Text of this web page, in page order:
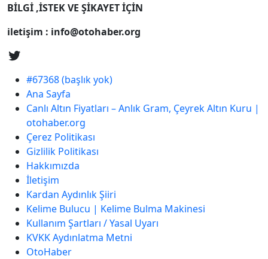
BİLGİ ,İSTEK VE ŞİKAYET İÇİN
iletişim : info@otohaber.org
#67368 (başlık yok)
Ana Sayfa
Canlı Altın Fiyatları – Anlık Gram, Çeyrek Altın Kuru |
otohaber.org
Çerez Politikası
Gizlilik Politikası
Hakkımızda
İletişim
Kardan Aydınlık Şiiri
Kelime Bulucu | Kelime Bulma Makinesi
Kullanım Şartları / Yasal Uyarı
KVKK Aydınlatma Metni
OtoHaber